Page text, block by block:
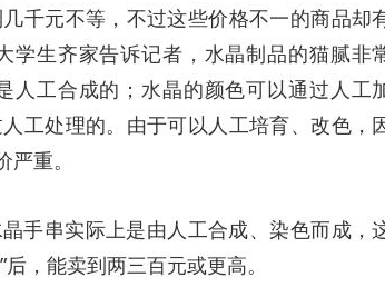
千元不等，不过这些价格不一的商品却
学生齐家告诉记者，水晶制品的猫腻非
人工合成的；水晶的颜色可以通过人工
工处理的。由于可以人工培育、改色，
重。
手串实际上是由人工合成、染色而成，
，能卖到两三百元或更高。